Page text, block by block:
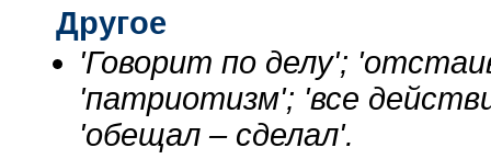
Другое
'Говорит по делу';
'патриотизм'; 'все
'обещал – сделал'.